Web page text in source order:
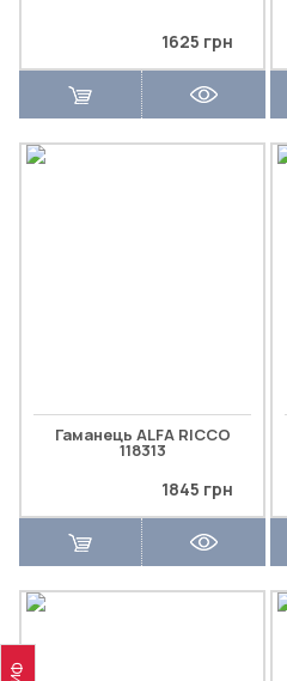
1625 грн
Гаманець ALFA RICCO
118313
1845 грн